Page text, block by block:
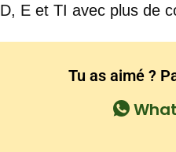
D, E et TI avec plus de
Tu as aimé ?